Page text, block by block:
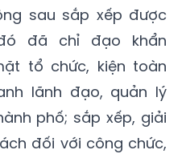
sau sắp xếp được
đã chỉ đạo khẩn
tổ chức, kiện toàn
lãnh đạo, quản lý
phố; sắp xếp, giải
đối với công chức,